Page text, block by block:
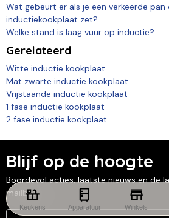
Keukens Apparatuur Winkels
Wat gebeurt er als je een verkeerde pan
inductiekookplaat zet?
Welke stand is laag vuur op inductie?
Gerelateerd
Witte inductie kookplaat
Mat zwarte inductie kookplaat
Vrijstaande inductie kookplaat
1 fase inductie kookplaat
2 fase inductie kookplaat
Blijf op de hoogte
Boordevol acties, laatste nieuws en de
mailbox